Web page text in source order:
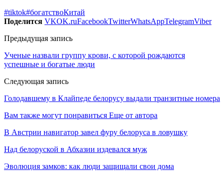
#tiktok#богатствоКитай
Поделится VKOK.ruFacebookTwitterWhatsAppTelegramViber
Предыдущая запись
Ученые назвали группу крови, с которой рождаются
успешные и богатые люди
Следующая запись
Голодавшему в Клайпеде белорусу выдали транзитные номера
Вам также могут понравиться Еще от автора
В Австрии навигатор завел фуру белоруса в ловушку
Над белоруской в Абхазии издевался муж
Эволюция замков: как люди защищали свои дома